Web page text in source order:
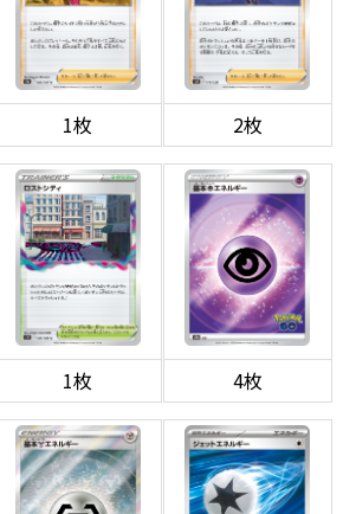
1枚 2枚
1枚 4枚